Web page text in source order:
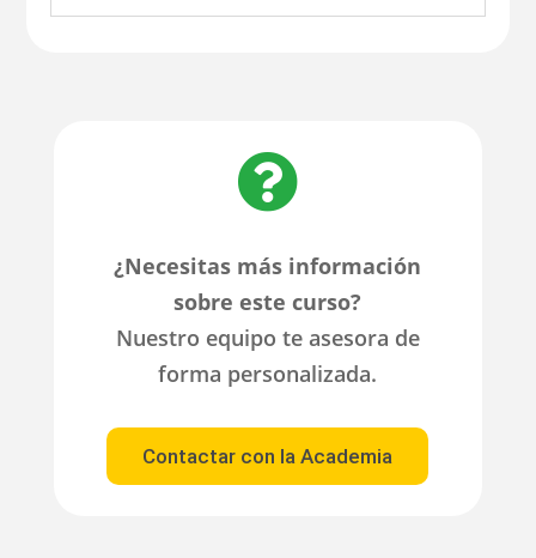

¿Necesitas más información
sobre este curso?
Nuestro equipo te asesora de
forma personalizada.
Contactar con la Academia